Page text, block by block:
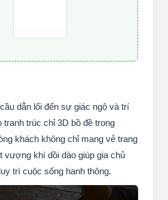
dẫn lối đến sự giác ngộ và trí
tranh trúc chỉ 3D bồ đề trong
khách không chỉ mang vẻ trang
vượng khí dồi dào giúp gia chủ
trì cuộc sống hanh thông.